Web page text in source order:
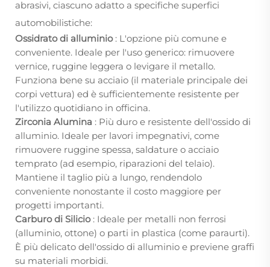
abrasivi, ciascuno adatto a specifiche superfici
automobilistiche:
Ossidrato di alluminio : L'opzione più comune e
conveniente. Ideale per l'uso generico: rimuovere
vernice, ruggine leggera o levigare il metallo.
Funziona bene su acciaio (il materiale principale dei
corpi vettura) ed è sufficientemente resistente per
l'utilizzo quotidiano in officina.
Zirconia Alumina : Più duro e resistente dell'ossido di
alluminio. Ideale per lavori impegnativi, come
rimuovere ruggine spessa, saldature o acciaio
temprato (ad esempio, riparazioni del telaio).
Mantiene il taglio più a lungo, rendendolo
conveniente nonostante il costo maggiore per
progetti importanti.
Carburo di Silicio : Ideale per metalli non ferrosi
(alluminio, ottone) o parti in plastica (come paraurti).
È più delicato dell'ossido di alluminio e previene graffi
su materiali morbidi.